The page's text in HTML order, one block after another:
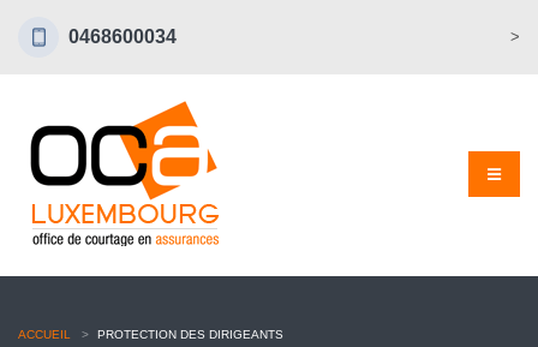
0468600034 >
ACCUEIL PROTECTION DES DIRIGEANTS